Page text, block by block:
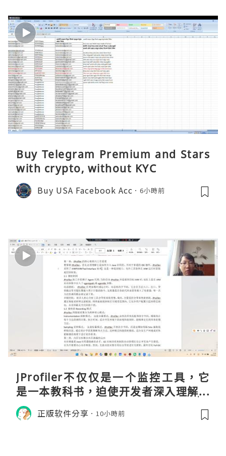
Buy Telegram Premium and Stars
with crypto, without KYC
Buy USA Facebook Acc 6小時前
JProfiler不仅仅是一个监控工具，它
是一本教科书，迫使开发者深入理解JV
M的内存模型、垃圾回收机制和并发原
理。通过直观的可视化数据，它将抽象
正版软件分享 10小時前